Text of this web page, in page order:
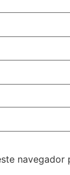
navegador